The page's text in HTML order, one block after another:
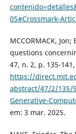
05#Crossmark-
MCCORMACK,
questions
47, n. 2, p. 135-
https://
abstract/47/2/135/
Generative-
em: 3 mar. 2025.